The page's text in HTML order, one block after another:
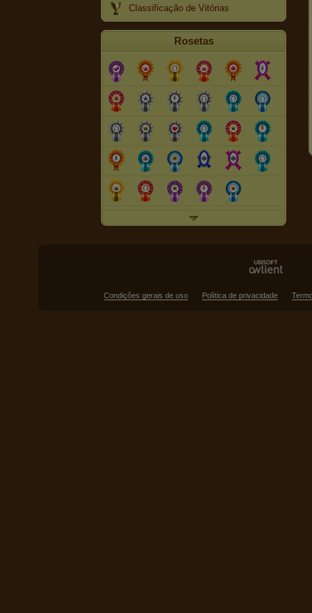
Classificação de Vitórias
Rosetas
Condições gerais de uso Política de privacidade